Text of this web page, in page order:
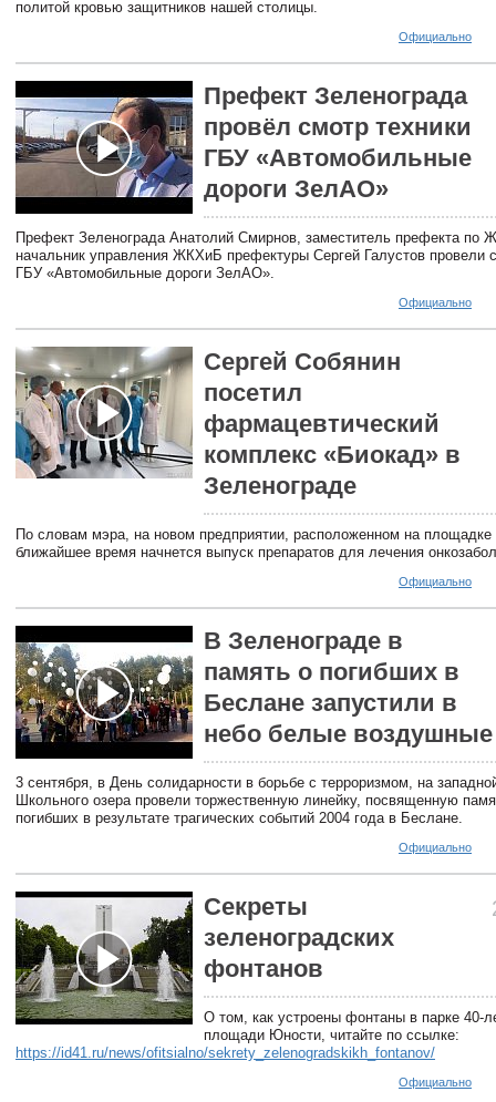
политой кровью защитников нашей столицы.
Официально
Префект Зеленограда
провёл смотр техники
ГБУ «Автомобильные
дороги ЗелАО»
Префект Зеленограда Анатолий Смирнов, заместитель префекта по
начальник управления ЖКХиБ префектуры Сергей Галустов провели
ГБУ «Автомобильные дороги ЗелАО».
Официально
Сергей Собянин
посетил
фармацевтический
комплекс «Биокад» в
Зеленограде
По словам мэра, на новом предприятии, расположенном на
ближайшее время начнется выпуск препаратов для лечения
Официально
В Зеленограде в
память о погибших в
Беслане запустили в
небо белые
3 сентября, в День солидарности в борьбе с терроризмом, на
Школьного озера провели торжественную линейку, посвященную
погибших в результате трагических событий 2004 года в Беслане.
Официально
Секреты
зеленоградских
фонтанов
О том, как устроены фонтаны в парке 40-
площади Юности, читайте по ссылке:
https://id41.ru/news/ofitsialno/sekrety_zelenogradskikh_fontanov/
Официально